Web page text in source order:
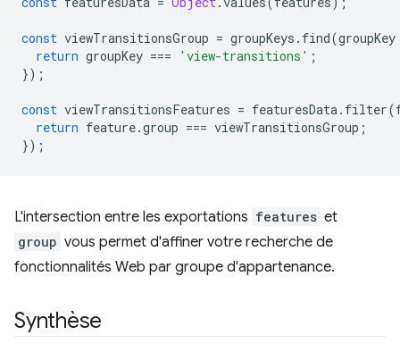
const viewTransitionsGroup = groupKeys . find(groupKey
return groupKey === 'view-transitions' ;
});
const viewTransitionsFeatures = featuresData. filter(
return feature.group === viewTransitionsGroup ;
});
L'intersection entre les exportations features et
group vous permet d'affiner votre recherche de
fonctionnalités Web par groupe d'appartenance.
Synthèse